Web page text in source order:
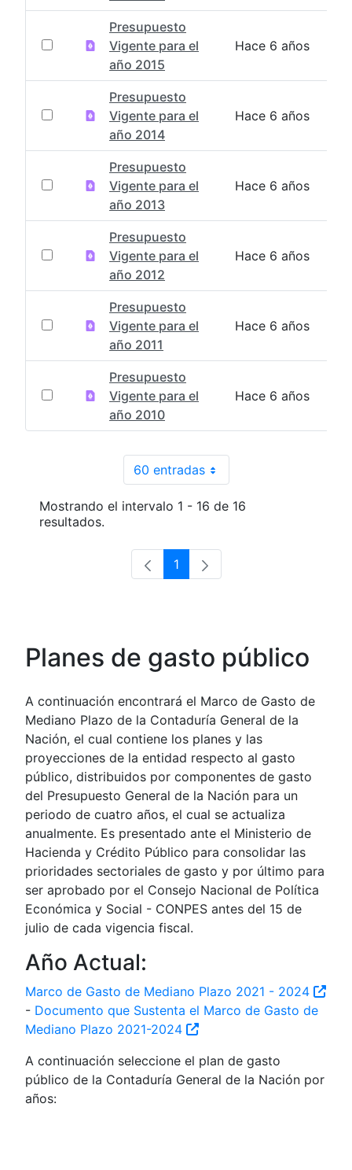
Presupuesto
Vigente para el
año 2015
Hace 6 años
Presupuesto
Vigente para el
año 2014
Hace 6 años
Presupuesto
Vigente para el
año 2013
Hace 6 años
Presupuesto
Vigente para el
año 2012
Hace 6 años
Presupuesto
Vigente para el
año 2011
Hace 6 años
Presupuesto
Vigente para el
año 2010
Hace 6 años
60 entradasPor página
Mostrando el intervalo 1 - 16 de 16
resultados.
Página
1
Planes de gasto público
A continuación encontrará el Marco de Gasto de
Mediano Plazo de la Contaduría General de la
Nación, el cual contiene los planes y las
proyecciones de la entidad respecto al gasto
público, distribuidos por componentes de gasto
del Presupuesto General de la Nación para un
periodo de cuatro años, el cual se actualiza
anualmente. Es presentado ante el Ministerio de
Hacienda y Crédito Público para consolidar las
prioridades sectoriales de gasto y por último para
ser aprobado por el Consejo Nacional de Política
Económica y Social - CONPES antes del 15 de
julio de cada vigencia fiscal.
Año Actual:
Marco de Gasto de Mediano Plazo 2021 - 2024
- Documento que Sustenta el Marco de Gasto de
Mediano Plazo 2021-2024
A continuación seleccione el plan de gasto
público de la Contaduría General de la Nación por
años: